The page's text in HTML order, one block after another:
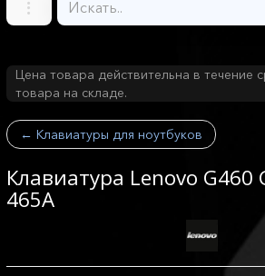
Цена товара действительна в течение
товара на складе.
← Клавиатуры для ноутбуков
Клавиатура Lenovo G460
465A